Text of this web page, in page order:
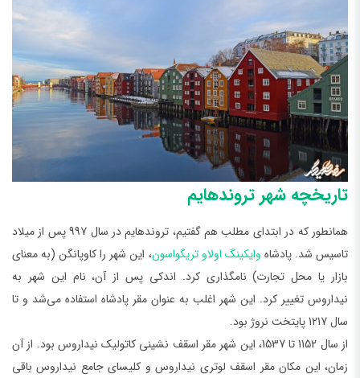
تاریخچه شهر تروندهایم
همانطور که در ابتدای مطلب هم گفتیم، تروندهایم در سال 997 پس از میلاد
تاسیس شد. پادشاه وایکینگ اولاو تریگواسون، این شهر را کاوپانگن (به معنای
بازار یا محل تجارت) نامگذاری کرد. اندکی پس از آن، نام این شهر به
نیداروس تغییر کرد. این شهر اغلب به عنوان مقر پادشاه استفاده می‌شد و تا
سال 1217 پایتخت نروژ بود.
از سال 1152 تا 1537، این شهر مقر اسقف نشینی کاتولیک نیداروس بود. از آن
زمان، این مکان مقر اسقف لوتری نیداروس و کلیسای جامع نیداروس باقی